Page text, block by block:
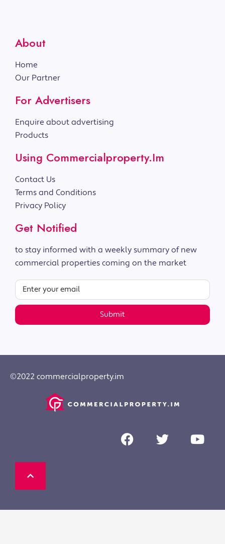
About
Home
Our Partner
For Advertisers
Enquire about advertising
Products
Using Commercialproperty.im
Contact Us
Terms and Conditions
Privacy Policy
Get Notified
to stay informed with a weekly summary of new
commercial properties coming on the market
Submit
©2022 commercialproperty.im